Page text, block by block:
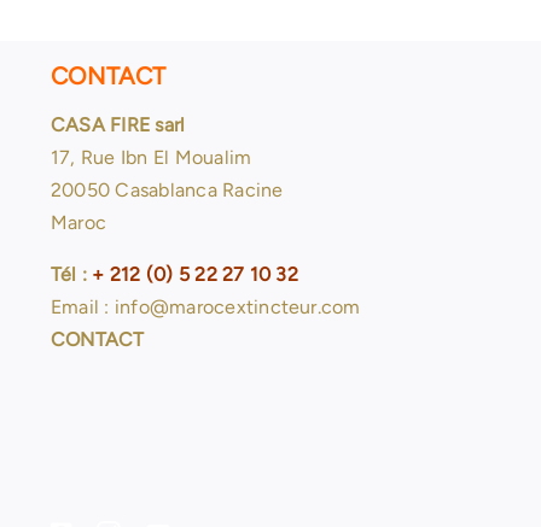
CONTACT
CASA FIRE sarl
17, Rue Ibn El Moualim
20050 Casablanca Racine
Maroc
Tél : + 212 (0) 5 22 27 10 32
Email : info@marocextincteur.com
CONTACT